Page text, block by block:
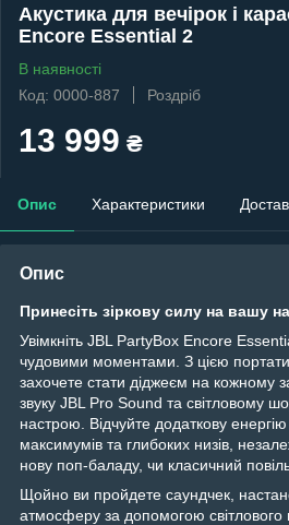
Акустика для вечірок і
Encore Essential 2
В наявності
Код: 0000-887
Роздріб
13 999 ₴
Опис Характеристики
Опис
Принесіть зіркову силу на вашу
Увімкніть JBL PartyBox Encore
чудовими моментами. З цією
захочете стати діджеєм на кожному
звуку JBL Pro Sound та світловому
настрою. Відчуйте додаткову енергію
максимумів та глибоких низів,
нову поп-баладу, чи класичний
Щойно ви пройдете саундчек,
атмосферу за допомогою світлового